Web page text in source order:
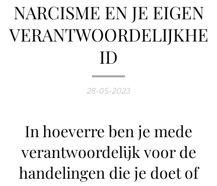
NARCISME EN JE EIGEN
VERANTWOORDELIJKHE
ID
28-05-2023
In hoeverre ben je mede
verantwoordelijk voor de
handelingen die je doet of